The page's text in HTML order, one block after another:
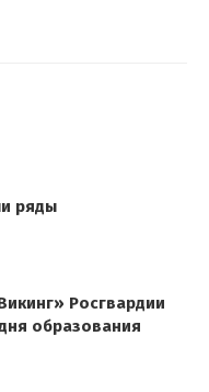
ряды
Росгвардии
образования